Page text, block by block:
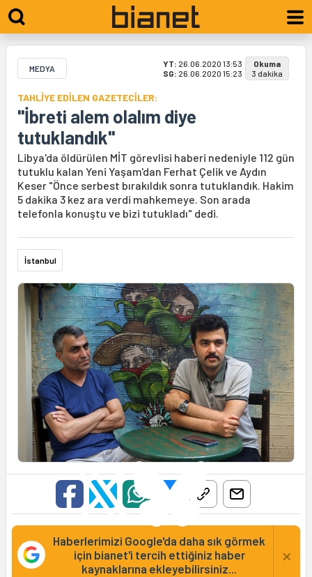
MEDYA YT: 26.06.2020 13:53
SG: 26.06.2020 15:23
Okuma
3 dakika
TAHLİYE EDİLEN GAZETECİLER:
"İbreti alem olalım diye
tutuklandık"
Libya'da öldürülen MİT görevlisi haberi nedeniyle 112 gün
tutuklu kalan Yeni Yaşam'dan Ferhat Çelik ve Aydın
Keser "Önce serbest bırakıldık sonra tutuklandık. Hakim
5 dakika 3 kez ara verdi mahkemeye. Son arada
telefonla konuştu ve bizi tutukladı" dedi.
İstanbul
Haberlerimizi Google'da daha sık görmek
için bianet'i tercih ettiğiniz haber
kaynaklarına ekleyebilirsiniz...
×